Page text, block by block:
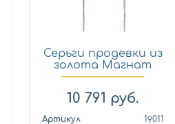
Серьги продевки из
золота Магнат
19011
10 791 руб.
Артикул
19011